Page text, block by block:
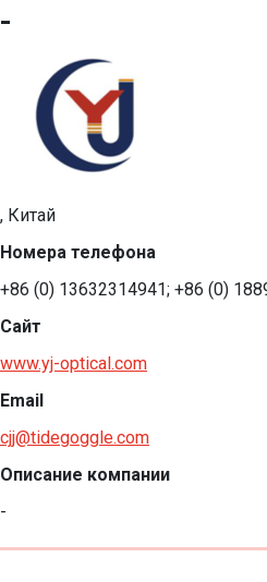
-
, Китай
Номера телефона
+86 (0) 13632314941; +86 (0)
Сайт
www.yj-optical.com
Email
cjj@tidegoggle.com
Описание компании
-